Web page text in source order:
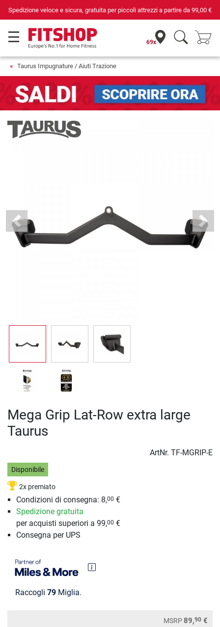
Spedizione veloce e sicura, gratuita per piccoli attrezzi a partire da 99,00 €
69x
Taurus Impugnature / Aiuti Trazione
Previous Next
Mega Grip Lat-Row extra large
Taurus
ArtNr. TF-MGRIP-E
Disponibile
2x premiato
Condizioni di consegna: 8,00 €
Spedizione gratuita
per acquisti superiori a 99,00 €
Consegna per UPS
Raccogli 79 Miglia.
MSRP89,90 €